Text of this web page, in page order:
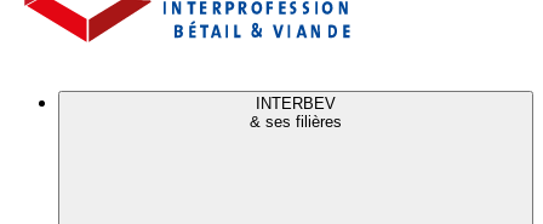
INTERBEV
& ses filières